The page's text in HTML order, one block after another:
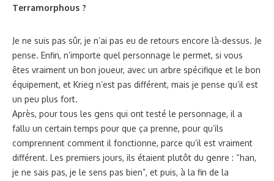
Terramorphous ?
Je ne suis pas sûr, je n’ai pas eu de retours encore là-dessus. Je
pense. Enfin, n’importe quel personnage le permet, si vous
êtes vraiment un bon joueur, avec un arbre spécifique et le bon
équipement, et Krieg n’est pas différent, mais je pense qu’il est
un peu plus fort.
Après, pour tous les gens qui ont testé le personnage, il a
fallu un certain temps pour que ça prenne, pour qu’ils
comprennent comment il fonctionne, parce qu’il est vraiment
différent. Les premiers jours, ils étaient plutôt du genre : “han,
je ne sais pas, je le sens pas bien”, et puis, à la fin de la